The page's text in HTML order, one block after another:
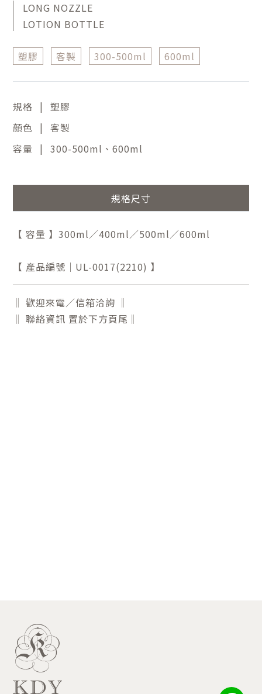
LONG NOZZLE
LOTION BOTTLE
塑膠 客製 300-500ml 600ml
規格 | 塑膠
顏色 | 客製
容量
| 300-500ml、600ml
規格尺寸
【 容量 】300ml／400ml／500ml／600ml
【 產品編號｜UL-0017(2210) 】
‖ 歡迎來電／信箱洽詢 ‖
‖ 聯絡資訊 置於下方頁尾‖